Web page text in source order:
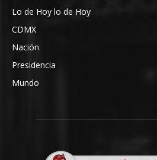
Lo de Hoy lo de Hoy
CDMX
Nación
Presidencia
Mundo